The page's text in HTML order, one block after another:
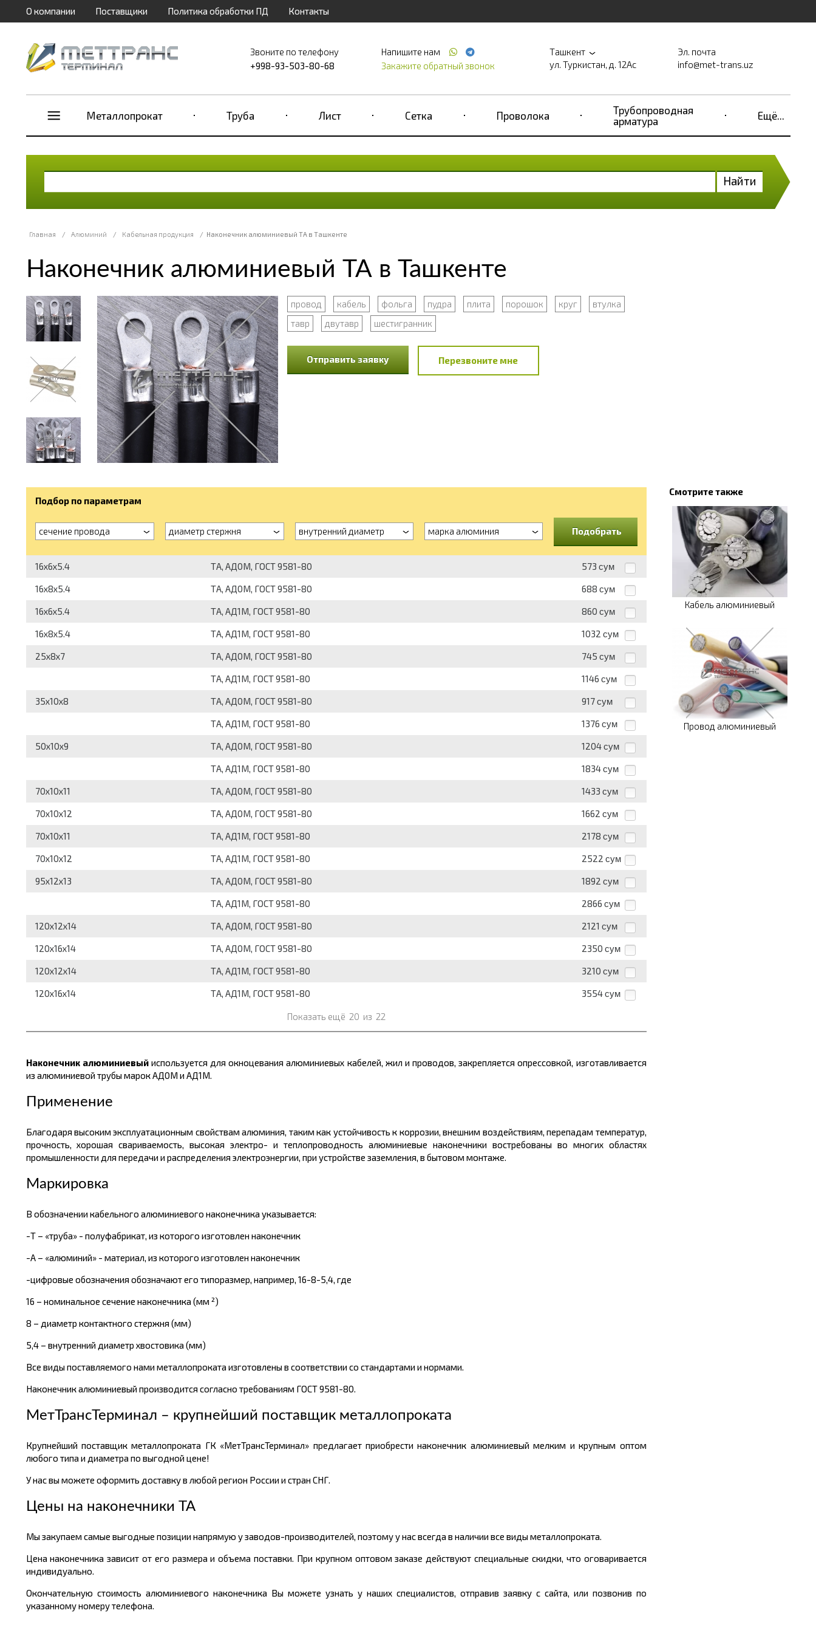
О компании Поставщики Политика обработки ПД Контакты
Звоните по телефону
+998-93-503-80-68
Напишите нам
Закажите обратный звонок
Ташкент
ул. Туркистан, д. 12Ас
Эл. почта
info@met-trans.uz
Металлопрокат Труба Лист Сетка Проволока
Трубопроводная
арматура
Ещё...
Найти
Главная / Алюминий / Кабельная продукция / Наконечник алюминиевый ТА в Ташкенте
Наконечник алюминиевый ТА в Ташкенте
провод кабель фольга пудра плита порошок круг
втулка
тавр
двутавр шестигранник
Отправить заявку Перезвоните мне
Подбор по параметрам
сечение провода диаметр стержня внутренний диаметр марка алюминия Подобрать
16x6x5.4 ТА, АД0М, ГОСТ 9581-80 573 сум
16x8x5.4 ТА, АД0М, ГОСТ 9581-80 688 сум
16x6x5.4 ТА, АД1М, ГОСТ 9581-80 860 сум
16x8x5.4 ТА, АД1М, ГОСТ 9581-80 1032 сум
25x8x7 ТА, АД0М, ГОСТ 9581-80 745 сум
ТА, АД1М, ГОСТ 9581-80 1146 сум
35x10x8 ТА, АД0М, ГОСТ 9581-80 917 сум
ТА, АД1М, ГОСТ 9581-80 1376 сум
50x10x9 ТА, АД0М, ГОСТ 9581-80 1204 сум
ТА, АД1М, ГОСТ 9581-80 1834 сум
70x10x11 ТА, АД0М, ГОСТ 9581-80 1433 сум
70x10x12 ТА, АД0М, ГОСТ 9581-80 1662 сум
70x10x11 ТА, АД1М, ГОСТ 9581-80 2178 сум
70x10x12 ТА, АД1М, ГОСТ 9581-80 2522 сум
95x12x13 ТА, АД0М, ГОСТ 9581-80 1892 сум
ТА, АД1М, ГОСТ 9581-80 2866 сум
120x12x14 ТА, АД0М, ГОСТ 9581-80 2121 сум
120x16x14 ТА, АД0М, ГОСТ 9581-80 2350 сум
120x12x14 ТА, АД1М, ГОСТ 9581-80 3210 сум
120x16x14 ТА, АД1М, ГОСТ 9581-80 3554 сум
Показать ещё 20 из 22
Наконечник алюминиевыйиспользуется для окноцевания алюминиевых кабелей, жил и проводов, закрепляется опрессовкой, изготавливается
из алюминиевой трубы марок АД0М и АД1М.
Применение
Благодаря высоким эксплуатационным свойствам алюминия, таким как устойчивость к коррозии, внешним воздействиям, перепадам температур,
прочность, хорошая свариваемость, высокая электро- и теплопроводность алюминиевые наконечники востребованы во многих областях
промышленности для передачи и распределения электроэнергии, при устройстве заземления, в бытовом монтаже.
Маркировка
В обозначении кабельного алюминиевого наконечника указывается:
-Т – «труба» - полуфабрикат, из которого изготовлен наконечник
-А – «алюминий» - материал, из которого изготовлен наконечник
-цифровые обозначения обозначают его типоразмер, например, 16-8-5,4, где
16 – номинальное сечение наконечника (мм ²)
8 – диаметр контактного стержня (мм)
5,4 – внутренний диаметр хвостовика (мм)
Все виды поставляемого нами металлопроката изготовлены в соответствии со стандартами и нормами.
Наконечник алюминиевый производится согласно требованиям ГОСТ 9581-80.
МетТрансТерминал – крупнейший поставщик металлопроката
Крупнейший поставщик металлопроката ГК «МетТрансТерминал» предлагает приобрести наконечник алюминиевый мелким и крупным оптом
любого типа и диаметра по выгодной цене!
У нас вы можете оформить доставку в любой регион России и стран СНГ.
Цены на наконечники ТА
Мы закупаем самые выгодные позиции напрямую у заводов-производителей, поэтому у нас всегда в наличии все виды металлопроката.
Цена наконечника зависит от его размера и объема поставки. При крупном оптовом заказе действуют специальные скидки, что оговаривается
индивидуально.
Окончательную стоимость алюминиевого наконечника Вы можете узнать у наших специалистов, отправив заявку с сайта, или позвонив по
указанному номеру телефона.
Смотрите также
Кабель алюминиевый
Провод алюминиевый